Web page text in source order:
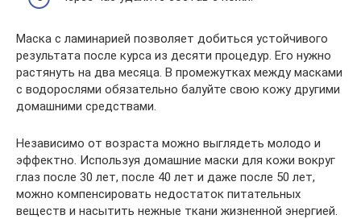
Маска с ламинарией позволяет добиться устойчивого
результата после курса из десяти процедур. Его нужно
растянуть на два месяца. В промежутках между масками
с водорослями обязательно балуйте свою кожу другими
домашними средствами.
Независимо от возраста можно выглядеть молодо и
эффектно. Используя домашние маски для кожи вокруг
глаз после 30 лет, после 40 лет и даже после 50 лет,
можно компенсировать недостаток питательных
веществ и насытить нежные ткани жизненной энергией.